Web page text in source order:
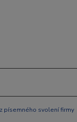
písemného svolení firmy